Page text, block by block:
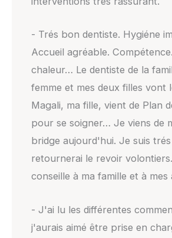
- Trés bon dentiste. Hygiéne
Accueil agréable.
chaleur… Le dentiste de la
femme et mes deux filles vont
Magali, ma fille, vient de Plan
pour se soigner… Je viens de
bridge aujourd'hui. Je suis
retournerai le revoir
conseille à ma famille et à mes
- J'ai lu les différentes
j'aurais aimé être prise en